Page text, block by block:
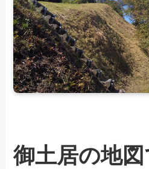
御土居の地